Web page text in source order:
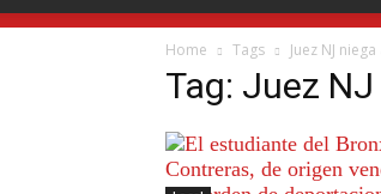
Home Tags Juez NJ
Tag: Juez